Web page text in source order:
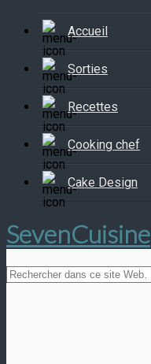
Accueil
Sorties
Recettes
Cooking chef
Cake Design
SevenCuisine